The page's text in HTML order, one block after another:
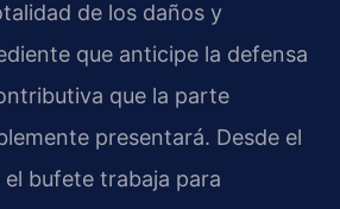
de los daños y
que anticipe la defensa
que la parte
presentará. Desde el
bufete trabaja para